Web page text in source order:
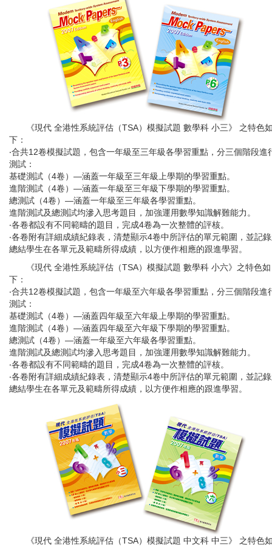
《現代 全港性系統評估（TSA）模擬試題 數學科 小三》 之特色
下：
‧合共12卷模擬試題，包含一年級至三年級各學習重點，分三個階段進
測試：
基礎測試（4卷）—涵蓋一年級至三年級上學期的學習重點。
進階測試（4卷）—涵蓋一年級至三年級下學期的學習重點。
總測試（4卷）—涵蓋一年級至三年級各學習重點。
進階測試及總測試均滲入思考題目，加強運用數學知識解難能力。
‧各卷都設有不同範疇的題目，完成4卷為一次整體的評核。
‧各卷附有詳細成績紀錄表，清楚顯示4卷中所評估的單元範圍，並記
總結學生在各單元及範疇所得成績，以方便作相應的跟進學習。
《現代 全港性系統評估（TSA）模擬試題 數學科 小六》之特色如
下：
‧合共12卷模擬試題，包含一年級至六年級各學習重點，分三個階段進
測試：
基礎測試（4卷）—涵蓋四年級至六年級上學期的學習重點。
進階測試（4卷）—涵蓋四年級至六年級下學期的學習重點。
總測試（4卷）—涵蓋一年級至六年級各學習重點。
進階測試及總測試均滲入思考題目，加強運用數學知識解難能力。
‧各卷都設有不同範疇的題目，完成4卷為一次整體的評核。
‧各卷附有詳細成績紀錄表，清楚顯示4卷中所評估的單元範圍，並記
總結學生在各單元及範疇所得成績，以方便作相應的跟進學習。
《現代 全港性系統評估（TSA）模擬試題 中文科 中三》 之特色